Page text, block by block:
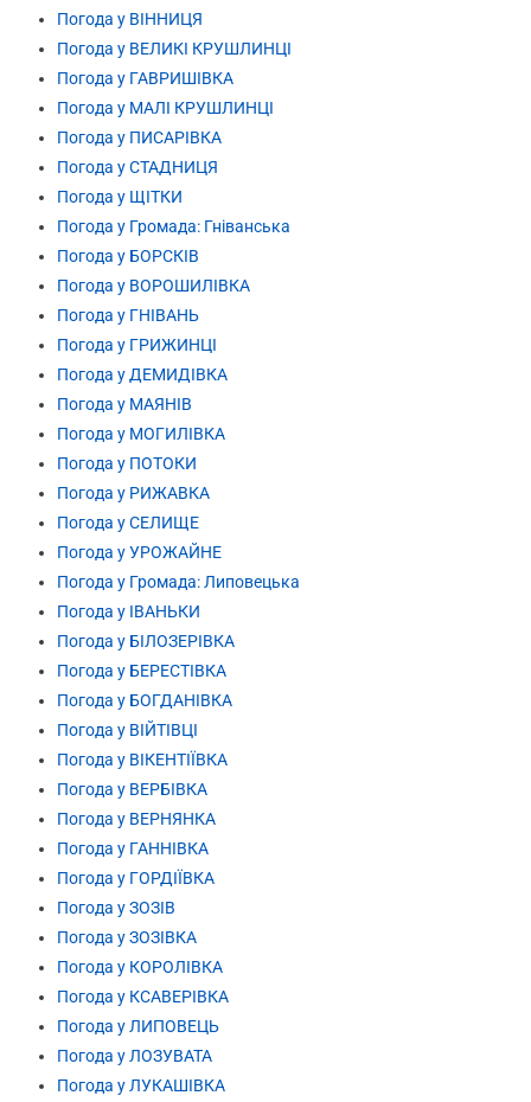
Погода у ВІННИЦЯ
Погода у ВЕЛИКІ КРУШЛИНЦІ
Погода у ГАВРИШІВКА
Погода у МАЛІ КРУШЛИНЦІ
Погода у ПИСАРІВКА
Погода у СТАДНИЦЯ
Погода у ЩІТКИ
Погода у Громада: Гніванська
Погода у БОРСКІВ
Погода у ВОРОШИЛІВКА
Погода у ГНІВАНЬ
Погода у ГРИЖИНЦІ
Погода у ДЕМИДІВКА
Погода у МАЯНІВ
Погода у МОГИЛІВКА
Погода у ПОТОКИ
Погода у РИЖАВКА
Погода у СЕЛИЩЕ
Погода у УРОЖАЙНЕ
Погода у Громада: Липовецька
Погода у ІВАНЬКИ
Погода у БІЛОЗЕРІВКА
Погода у БЕРЕСТІВКА
Погода у БОГДАНІВКА
Погода у ВІЙТІВЦІ
Погода у ВІКЕНТІЇВКА
Погода у ВЕРБІВКА
Погода у ВЕРНЯНКА
Погода у ГАННІВКА
Погода у ГОРДІЇВКА
Погода у ЗОЗІВ
Погода у ЗОЗІВКА
Погода у КОРОЛІВКА
Погода у КСАВЕРІВКА
Погода у ЛИПОВЕЦЬ
Погода у ЛОЗУВАТА
Погода у ЛУКАШІВКА